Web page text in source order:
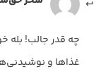
چه قدر جالب! بله
غذاها و